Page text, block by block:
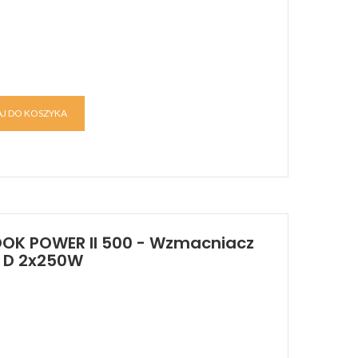
DO KOSZYKA
POWER II 500 - Wzmacniacz
2x250W